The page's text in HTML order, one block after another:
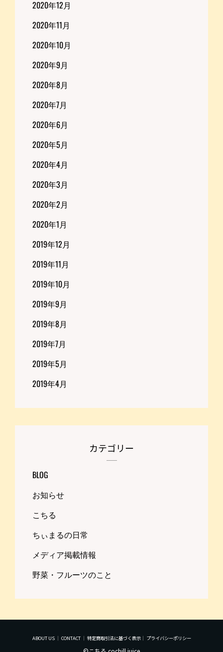
2020年12月
2020年11月
2020年10月
2020年9月
2020年8月
2020年7月
2020年6月
2020年5月
2020年4月
2020年3月
2020年2月
2020年1月
2019年12月
2019年11月
2019年10月
2019年9月
2019年8月
2019年7月
2019年5月
2019年4月
カテゴリー
BLOG
お知らせ
こちる
ちぃまるの日常
メディア掲載情報
野菜・フルーツのこと
ABOUT US｜ CONTACT｜ 特定商取引法に基づく表示｜ プライバシーポリシー